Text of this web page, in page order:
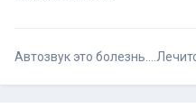
Автозвук это